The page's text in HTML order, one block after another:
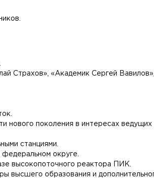
Страхов», «Академик Сергей
нового поколения в интересах
станциями.
федеральном округе.
высокопоточного реактора ПИК.
высшего образования и